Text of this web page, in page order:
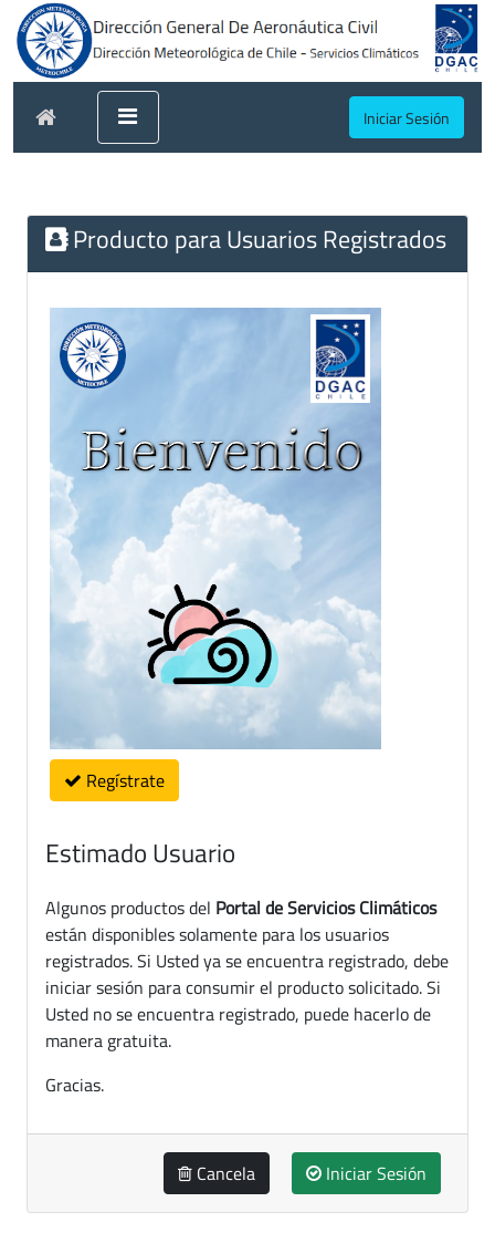
Iniciar Sesión
Producto para Usuarios Registrados
Regístrate
Estimado Usuario
Algunos productos del Portal de Servicios Climáticos
están disponibles solamente para los usuarios
registrados. Si Usted ya se encuentra registrado, debe
iniciar sesión para consumir el producto solicitado. Si
Usted no se encuentra registrado, puede hacerlo de
manera gratuita.
Gracias.
Cancela Iniciar Sesión